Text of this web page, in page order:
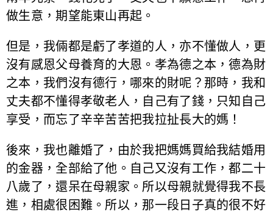
做生意，期望能東山再起。
但是，我倆都是虧了孝道的人，亦不懂做人，更
沒有感恩父母養育的大恩。孝為德之本，德為財
之本，我們沒有德行，哪來的財呢？那時，我和
丈夫都不懂得孝敬老人，自己有了錢，只知自己
享受，而忘了辛辛苦苦把我拉扯長大的媽！
後來，我也離婚了，由於我把媽媽買給我結婚用
的金器，全部給了他。自己又沒有工作，都二十
八歲了，還呆在母親家。所以母親就覺得我不長
進，相處很困難。所以，那一段日子真的很不好